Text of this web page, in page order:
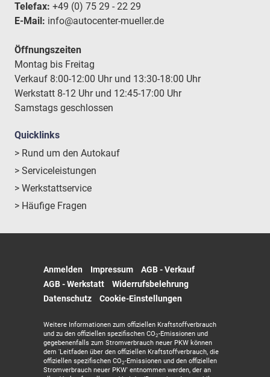
Telefax: +49 (0) 75 29 - 22 29
E-Mail: info@autocenter-mueller.de
Öffnungszeiten
Montag bis Freitag
Verkauf 8:00-12:00 Uhr und 13:30-18:00 Uhr
Werkstatt 8-12 Uhr und 12:45-17:00 Uhr
Samstags geschlossen
Quicklinks
> Rund um den Autokauf
> Serviceleistungen
> Werkstattservice
> Häufige Fragen
Anmelden Impressum
AGB - Verkauf
AGB - Werkstatt
Widerrufsbelehrung
Datenschutz
Cookie-Einstellungen
Weitere Informationen zum offiziellen Kraftstoffverbrauch
und zu den offiziellen spezifischen CO2-Emissionen und
gegebenenfalls zum Stromverbrauch neuer PKW können
dem 'Leitfaden über den offiziellen Kraftstoffverbrauch, die
offiziellen spezifischen CO2-Emissionen und den offiziellen
Stromverbrauch neuer PKW' entnommen werden, der an